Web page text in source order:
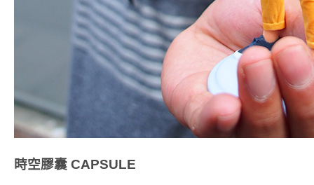
時空膠囊 CAPSULE